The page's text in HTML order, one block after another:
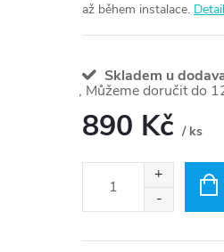
až během instalace.
Skladem u
890 Kč / ks